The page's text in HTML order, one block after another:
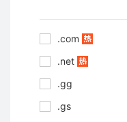
.com
.net
.gg
.gs